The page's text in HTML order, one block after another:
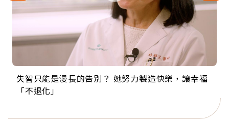
失智只能是漫長的告別？ 她努力製造快樂，讓幸福
「不退化」
來自剛果的巧克力神父 為台灣奉獻36年 「台灣是我
的家，我連作夢都講台語！」
63歲卸矽谷副總、搬回台灣找快樂！「蛋黃哥小
丑」走進安養院，逗樂上萬爺奶：退休後才開始真
104歲打破金氏世界紀錄 成為全球最年長羽球選
手，分享長壽的秘密原來是「這個」
事業巔峰他選擇追夢…黑手阿伯拉小提琴還登上小
巨蛋！連CNN都大讚！